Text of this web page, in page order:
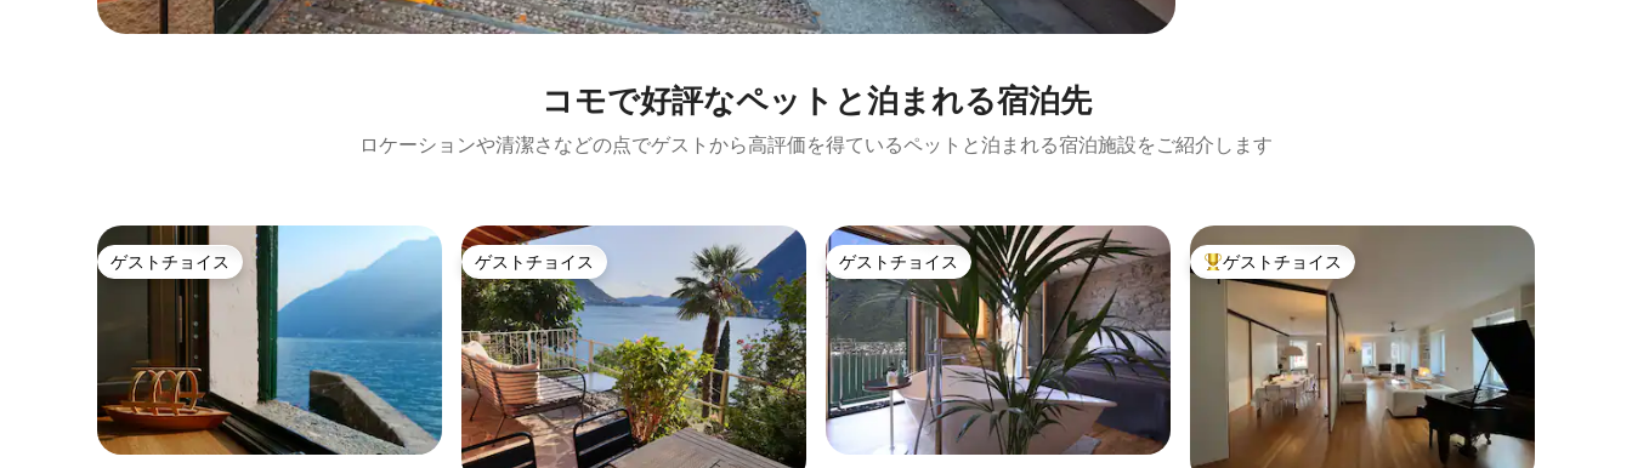
コモで好評なペットと泊まれる宿泊先
ロケーションや清潔さなどの点でゲストから高評価を得ているペットと泊まれる宿泊施設をご紹介します
ゲストチョイス
ゲストチョイス ゲストチョイス
ゲストチョイス ゲストチョイス
ゲストチョイス 大好評のゲストチョイスです。
ゲストチョイス